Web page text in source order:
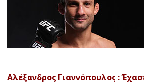
Αλέξανδρος Γιαννόπουλος :